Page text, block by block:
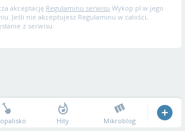
akceptację Regulaminu serwisu Wykop.pl w jego
Jeśli nie akceptujesz Regulaminu w całości,
z serwisu.
Hity Mikroblog